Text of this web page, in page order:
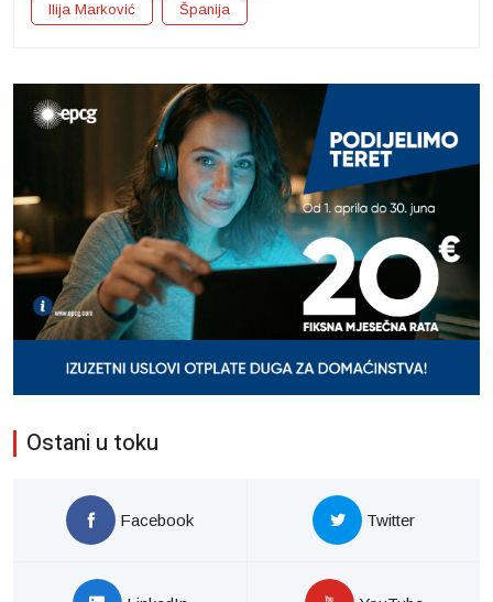
Ilija Marković Španija
Ostani u toku
Facebook Twitter